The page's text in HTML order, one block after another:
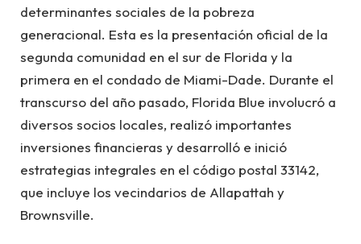
determinantes sociales de la pobreza
generacional. Esta es la presentación oficial de la
segunda comunidad en el sur de Florida y la
primera en el condado de Miami-Dade. Durante el
transcurso del año pasado, Florida Blue involucró a
diversos socios locales, realizó importantes
inversiones financieras y desarrolló e inició
estrategias integrales en el código postal 33142,
que incluye los vecindarios de Allapattah y
Brownsville.